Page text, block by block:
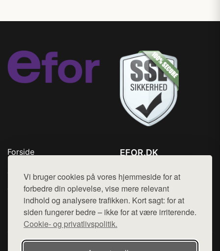
Vi bruger cookies på vores hjemmeside for at
forbedre din oplevelse, vise mere relevant
indhold og analysere trafikken. Kort sagt: for at
siden fungerer bedre – ikke for at være irriterende.
Cookie- og privatlivspolitik.
Forside
Top Rabatter
Jotun maling
Kontakt
EFOR.DK
Mail: hej@want.dk
Cookie- og privatlivspolitik